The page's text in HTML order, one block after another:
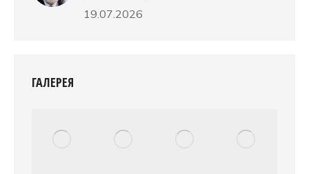
19.07.2026
ГАЛЕРЕЯ